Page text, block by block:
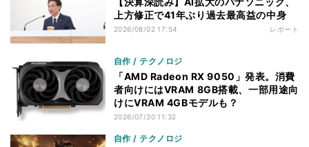
上方修正で41年ぶり過去最高益の中身
2026/08/02 17:54 レポート
自作 / テクノロジ
「AMD Radeon RX 9050」発表。消費
者向けにはVRAM 8GB搭載、一部用途向
けにVRAM 4GBモデルも？
2026/07/30 11:32
自作 / テクノロジ